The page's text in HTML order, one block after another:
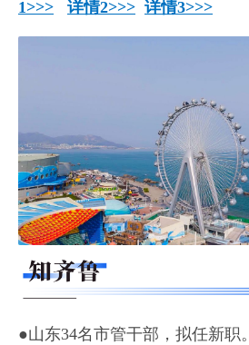
1>>> 详情2>>> 详情3>>>
●山东34名市管干部，拟任新职。